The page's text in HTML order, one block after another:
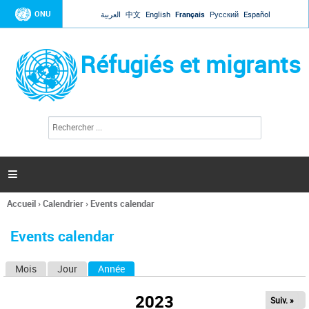
Jump to navigation
ONU العربية 中文 English Français Русский Español
Réfugiés et migrants
l
c
h
e

Vous
ici
Accueil›Calendrier› Events calendar
Events calendar
Mois Jour Année
2023 Suiv. »